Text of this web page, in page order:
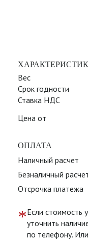
Вес
Срок годности
Ставка НДС
Цена от
ОПЛАТА
Наличный расчет
Безналичный
Отсрочка платежа
*Если стоимость
уточнить
по телефону.